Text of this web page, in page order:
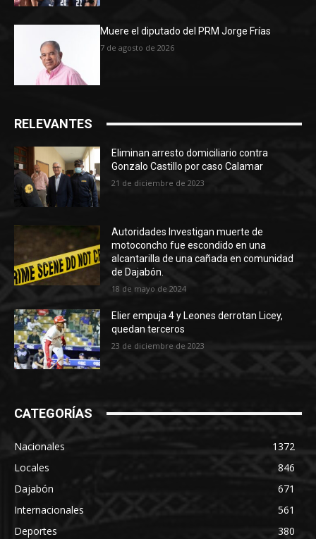
Muere el diputado del PRM Jorge Frías
7 de agosto de 2026
RELEVANTES
Eliminan arresto domiciliario contra
Gonzalo Castillo por caso Calamar
21 de diciembre de 2023
Autoridades Investigan muerte de
motoconcho fue escondido en una
alcantarilla de una cañada en comunidad
de Dajabón.
18 de mayo de 2024
Elier empuja 4 y Leones derrotan Licey,
quedan terceros
23 de diciembre de 2023
CATEGORÍAS
Nacionales
1372
Locales
846
Dajabón
671
Internacionales
561
Deportes
380